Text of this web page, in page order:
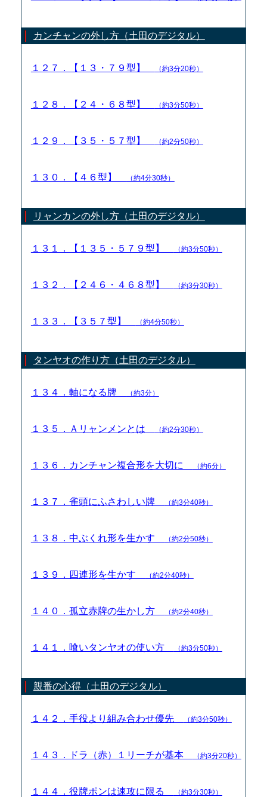
カンチャンの外し方（土田のデジタル）
１２７．【１３・７９型】 （約3分20秒）
１２８．【２４・６８型】 （約3分50秒）
１２９．【３５・５７型】 （約2分50秒）
１３０．【４６型】 （約4分30秒）
リャンカンの外し方（土田のデジタル）
１３１．【１３５・５７９型】 （約3分50秒）
１３２．【２４６・４６８型】 （約3分30秒）
１３３．【３５７型】 （約4分50秒）
タンヤオの作り方（土田のデジタル）
１３４．軸になる牌 （約3分）
１３５．Ａリャンメンとは （約2分30秒）
１３６．カンチャン複合形を大切に （約6分）
１３７．雀頭にふさわしい牌 （約3分40秒）
１３８．中ぶくれ形を生かす （約2分50秒）
１３９．四連形を生かす （約2分40秒）
１４０．孤立赤牌の生かし方 （約2分40秒）
１４１．喰いタンヤオの使い方 （約3分50秒）
親番の心得（土田のデジタル）
１４２．手役より組み合わせ優先 （約3分50秒）
１４３．ドラ（赤）１リーチが基本 （約3分20秒）
１４４．役牌ポンは速攻に限る （約3分30秒）